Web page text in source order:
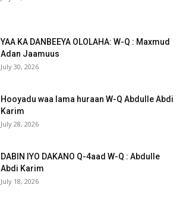
YAA KA DANBEEYA OLOLAHA: W-Q : Maxmud
Adan Jaamuus
July 30, 2026
Hooyadu waa lama huraan W-Q Abdulle Abdi
Karim
July 28, 2026
DABIN IYO DAKANO Q-4aad W-Q : Abdulle
Abdi Karim
July 18, 2026